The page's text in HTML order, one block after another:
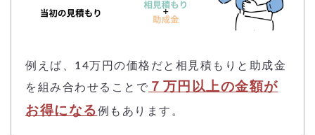
例えば、14万円の価格だと相見積もりと助成金
を組み合わせることで ７万円以上の金額が
お得になる例もあります。